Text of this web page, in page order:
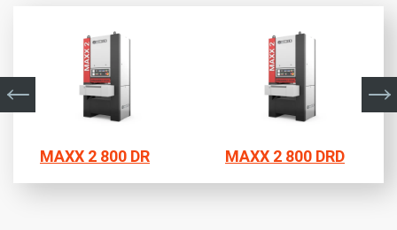
MAXX 2 800 DR MAXX 2 800 DRD